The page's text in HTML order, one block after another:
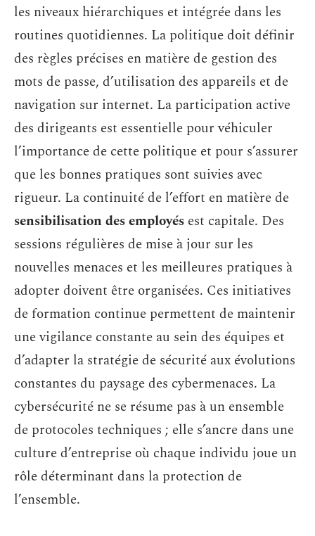
les niveaux hiérarchiques et intégrée dans les
routines quotidiennes. La politique doit définir
des règles précises en matière de gestion des
mots de passe, d’utilisation des appareils et de
navigation sur internet. La participation active
des dirigeants est essentielle pour véhiculer
l’importance de cette politique et pour s’assurer
que les bonnes pratiques sont suivies avec
rigueur. La continuité de l’effort en matière de
sensibilisation des employés est capitale. Des
sessions régulières de mise à jour sur les
nouvelles menaces et les meilleures pratiques à
adopter doivent être organisées. Ces initiatives
de formation continue permettent de maintenir
une vigilance constante au sein des équipes et
d’adapter la stratégie de sécurité aux évolutions
constantes du paysage des cybermenaces. La
cybersécurité ne se résume pas à un ensemble
de protocoles techniques ; elle s’ancre dans une
culture d’entreprise où chaque individu joue un
rôle déterminant dans la protection de
l’ensemble.